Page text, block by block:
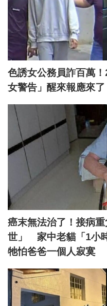
色誘女公務員詐百萬
女警告」醒來報應來了
癌末無法治了！接病
世」 家中老貓「1小
牠怕爸爸一個人寂寞